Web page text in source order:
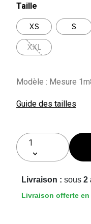
Taille
XS S
XXL
Modèle : Mesure
Guide des tailles
Livraison : sous 2
Livraison offerte en